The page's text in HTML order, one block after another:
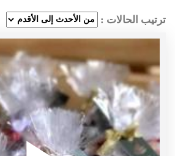
ترتيب الحالات :